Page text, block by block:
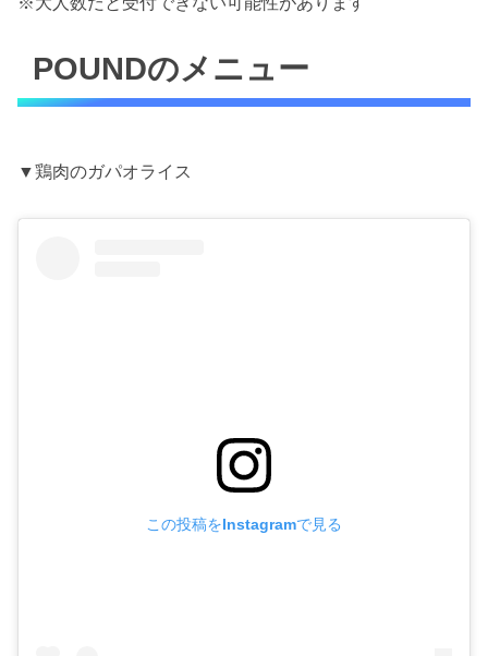
POUNDのメニュー
▼鶏肉のガパオライス
この投稿をInstagramで見る